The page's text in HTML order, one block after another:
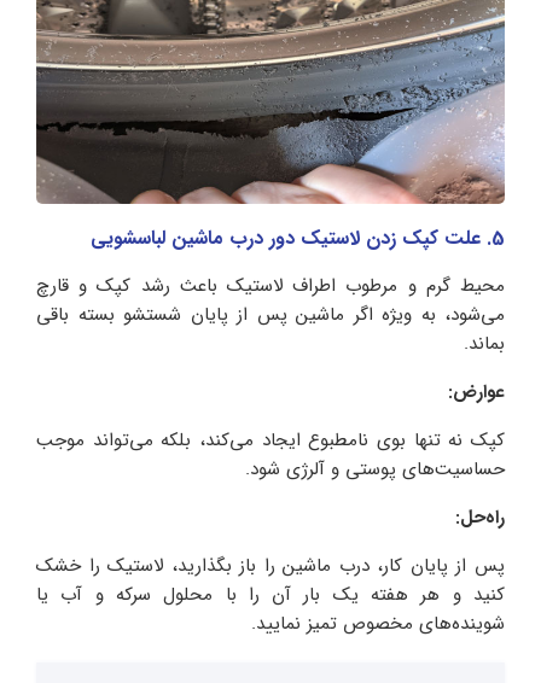
5. علت کپک زدن لاستیک دور درب ماشین لباسشویی
محیط گرم و مرطوب اطراف لاستیک باعث رشد کپک و قارچ
می‌شود، به‌ ویژه اگر ماشین پس از پایان شستشو بسته باقی
بماند.
عوارض:
کپک نه‌ تنها بوی نامطبوع ایجاد می‌کند، بلکه می‌تواند موجب
حساسیت‌های پوستی و آلرژی شود.
راه‌حل:
پس از پایان کار، درب ماشین را باز بگذارید، لاستیک را خشک
کنید و هر هفته یک‌ بار آن را با محلول سرکه و آب یا
شوینده‌های مخصوص تمیز نمایید.